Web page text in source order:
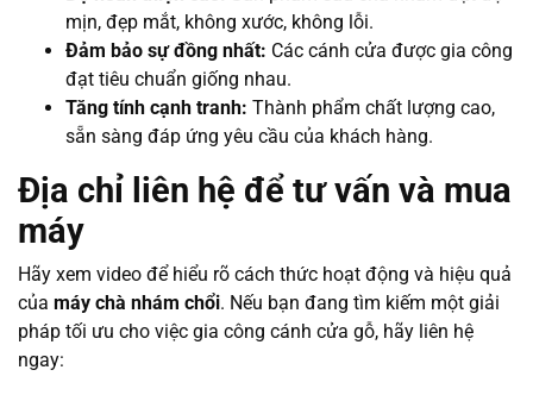
mịn, đẹp mắt, không xước, không lỗi.
Đảm bảo sự đồng nhất: Các cánh cửa được gia công
đạt tiêu chuẩn giống nhau.
Tăng tính cạnh tranh: Thành phẩm chất lượng cao,
sẵn sàng đáp ứng yêu cầu của khách hàng.
Địa chỉ liên hệ để tư vấn và mua
máy
Hãy xem video để hiểu rõ cách thức hoạt động và hiệu quả
của máy chà nhám chổi. Nếu bạn đang tìm kiếm một giải
pháp tối ưu cho việc gia công cánh cửa gỗ, hãy liên hệ
ngay: